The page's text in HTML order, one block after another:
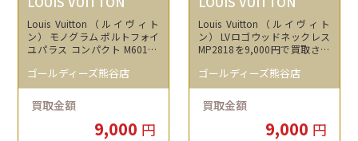
Louis Vuitton（ルイヴィト
ン） モノグラム ポルトフォイ
ユパラス コンパクト M60140
した。
ゴールディーズ熊谷店
買取金額
9,000 円
Louis Vuitton（ルイヴィト
ン） LVロゴウッドネックレス
MP2818を9,000円で買取させ
ゴールディーズ熊谷店
買取金額
9,000 円